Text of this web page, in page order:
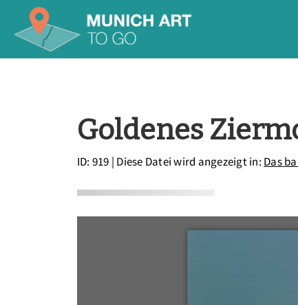
Goldenes
ID: 919 | Diese Datei wird angezeigt in: Das